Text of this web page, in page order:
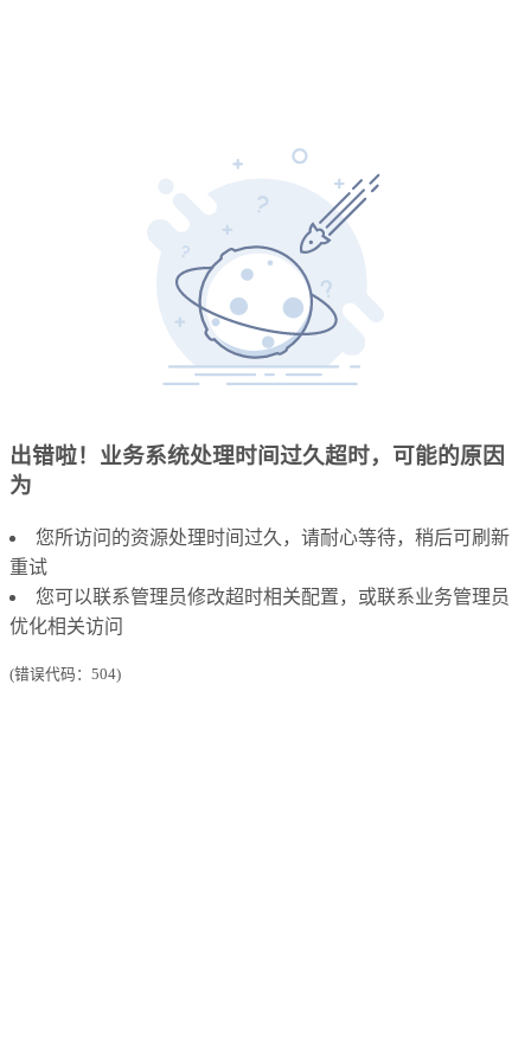
出错啦！业务系统处理时间过久超时，可能的原因
为
您所访问的资源处理时间过久，请耐心等待，稍后可刷新
重试
您可以联系管理员修改超时相关配置，或联系业务管理员
优化相关访问
(错误代码：504)